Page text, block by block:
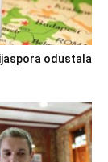
odustala